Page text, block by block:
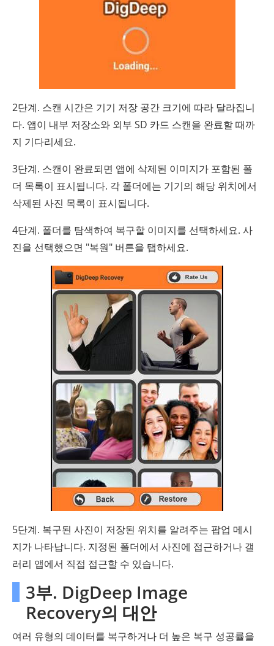
2단계. 스캔 시간은 기기 저장 공간 크기에 따라 달라집니
다. 앱이 내부 저장소와 외부 SD 카드 스캔을 완료할 때까
지 기다리세요.
3단계. 스캔이 완료되면 앱에 삭제된 이미지가 포함된 폴
더 목록이 표시됩니다. 각 폴더에는 기기의 해당 위치에서
삭제된 사진 목록이 표시됩니다.
4단계. 폴더를 탐색하여 복구할 이미지를 선택하세요. 사
진을 선택했으면 "복원" 버튼을 탭하세요.
5단계. 복구된 사진이 저장된 위치를 알려주는 팝업 메시
지가 나타납니다. 지정된 폴더에서 사진에 접근하거나 갤
러리 앱에서 직접 접근할 수 있습니다.
3부. DigDeep Image
Recovery의 대안
여러 유형의 데이터를 복구하거나 더 높은 복구 성공률을